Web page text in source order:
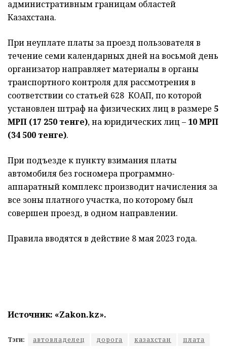
административным границам областей
Казахстана.
При неуплате платы за проезд пользователя в
течение семи календарных дней на восьмой день
организатор направляет материалы в органы
транспортного контроля для рассмотрения в
соответствии со статьей 628 КОАП, по которой
установлен штраф на физических лиц в размере 5
МРП (17 250 тенге), на юридических лиц – 10 МРП
(34 500 тенге).
При подъезде к пункту взимания платы
автомобиля без госномера программно-
аппаратный комплекс производит начисления за
все зоны платного участка, по которому был
совершен проезд, в одном направлении.
Правила вводятся в действие 8 мая 2023 года.
Источник: «Zakon.kz».
Тэги: автовладелец дорога казахстан плата